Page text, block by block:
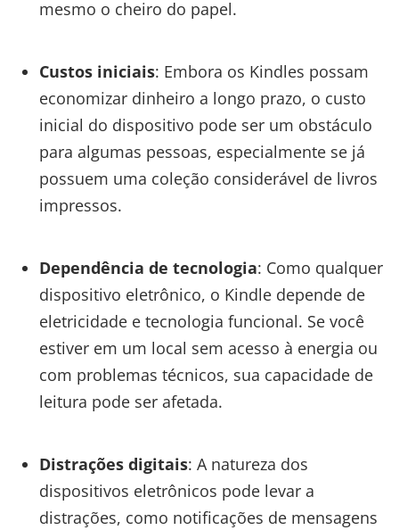
mesmo o cheiro do papel.
Custos iniciais: Embora os Kindles possam
economizar dinheiro a longo prazo, o custo
inicial do dispositivo pode ser um obstáculo
para algumas pessoas, especialmente se já
possuem uma coleção considerável de livros
impressos.
Dependência de tecnologia: Como qualquer
dispositivo eletrônico, o Kindle depende de
eletricidade e tecnologia funcional. Se você
estiver em um local sem acesso à energia ou
com problemas técnicos, sua capacidade de
leitura pode ser afetada.
Distrações digitais: A natureza dos
dispositivos eletrônicos pode levar a
distrações, como notificações de mensagens